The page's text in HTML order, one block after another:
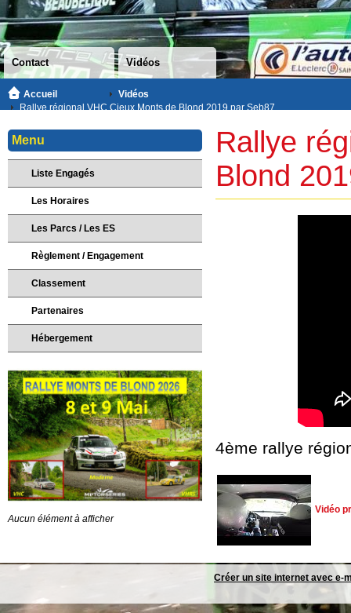
Contact Vidéos
Accueil
Vidéos
Rallye régional VHC Cieux Monts de Blond 2019 par Seb87
Rallye
Blond
4ème rallye
Vidéo
Menu
Liste Engagés
Les Horaires
Les Parcs / Les ES
Règlement / Engagement
Classement
Partenaires
Hébergement
Aucun élément à afficher
Créer un site internet avec e-